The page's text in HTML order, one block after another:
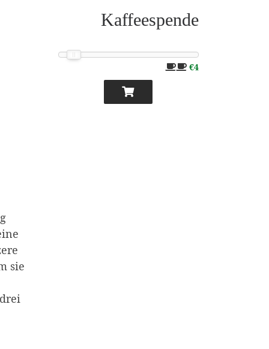
sie
Kaffeespende
€4